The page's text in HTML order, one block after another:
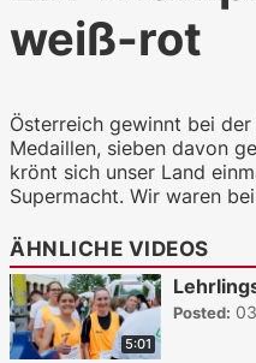
weiß-rot
Österreich gewinnt bei
Medaillen, sieben davon
krönt sich unser Land
Supermacht. Wir waren
ÄHNLICHE VIDEOS
5:01
Posted: